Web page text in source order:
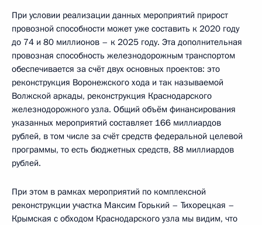
При условии реализации данных мероприятий прирост
провозной способности может уже составить к 2020 году
до 74 и 80 миллионов – к 2025 году. Эта дополнительная
провозная способность железнодорожным транспортом
обеспечивается за счёт двух основных проектов: это
реконструкция Воронежского хода и так называемой
Волжской аркады, реконструкция Краснодарского
железнодорожного узла. Общий объём финансирования
указанных мероприятий составляет 166 миллиардов
рублей, в том числе за счёт средств федеральной целевой
программы, то есть бюджетных средств, 88 миллиардов
рублей.
При этом в рамках мероприятий по комплексной
реконструкции участка Максим Горький – Тихорецкая –
Крымская с обходом Краснодарского узла мы видим, что